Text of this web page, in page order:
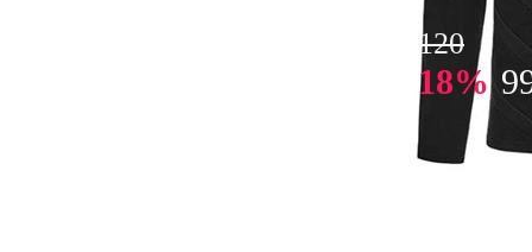
120
18%